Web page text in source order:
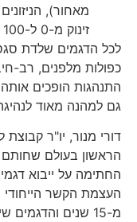
זינוק מ-0 ל-100 קמ"ש בתוך 2.9 שניות.
לכל הדגמים שלדת
כפולות מלפנים, רב-
התנהגות הופכים אותה
גם למהנה מאוד לנהיגה.
דורי מנור, יו"ר קבוצת
מ-15 שנים והדגמים